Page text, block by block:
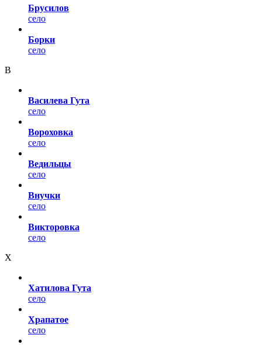
Брусилов
село
Борки
село
В
Василева Гута
село
Вороховка
село
Ведильцы
село
Внучки
село
Викторовка
село
Х
Хатилова Гута
село
Храпатое
село